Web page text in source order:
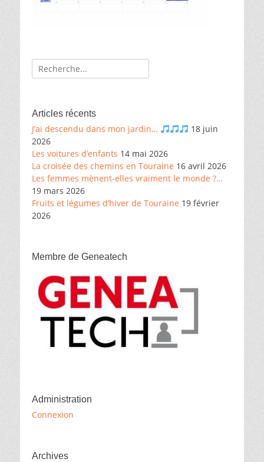
Recherche
de:
Articles récents
J’ai descendu dans mon jardin…
18 juin
2026
Les voitures d’enfants 14 mai 2026
La croisée des chemins en Touraine 16 avril 2026
Les femmes mènent-elles vraiment le monde ?…
19 mars 2026
Fruits et légumes d’hiver de Touraine 19 février
2026
Membre de Geneatech
Administration
Connexion
Archives